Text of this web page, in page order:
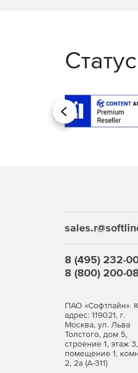
Назад
8 (495) 232-
8 (800) 200-
ПАО «Софтлайн».
адрес: 119021, г.
Москва, ул. Льва
Толстого, дом 5,
строение 1, этаж 3,
помещение 1,
2, 2а (А-311)